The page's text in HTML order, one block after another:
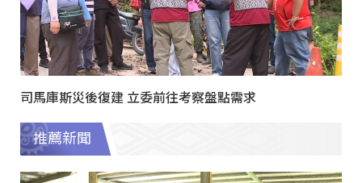
司馬庫斯災後復建 立委前往考察盤點需求
推薦新聞